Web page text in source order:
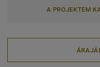
A PROJEKTEM